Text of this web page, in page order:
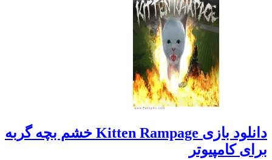
دانلود بازی Kitten Rampage خشم بچه گربه
برای کامپیوتر